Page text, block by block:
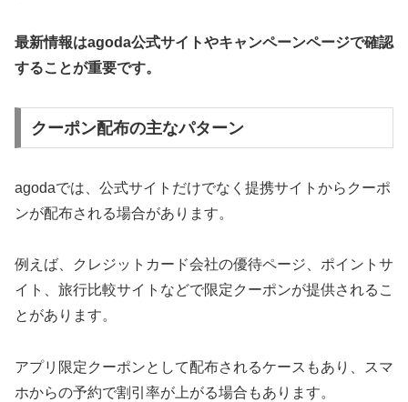
最新情報はagoda公式サイトやキャンペーンページで確認
することが重要です。
クーポン配布の主なパターン
agodaでは、公式サイトだけでなく提携サイトからクーポ
ンが配布される場合があります。
例えば、クレジットカード会社の優待ページ、ポイントサ
イト、旅行比較サイトなどで限定クーポンが提供されるこ
とがあります。
アプリ限定クーポンとして配布されるケースもあり、スマ
ホからの予約で割引率が上がる場合もあります。